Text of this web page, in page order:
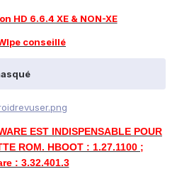
HD 6.6.4 XE & NON-XE
conseillé
EST INDISPENSABLE POUR
ROM. HBOOT : 1.27.1100 ;
: 3.32.401.3